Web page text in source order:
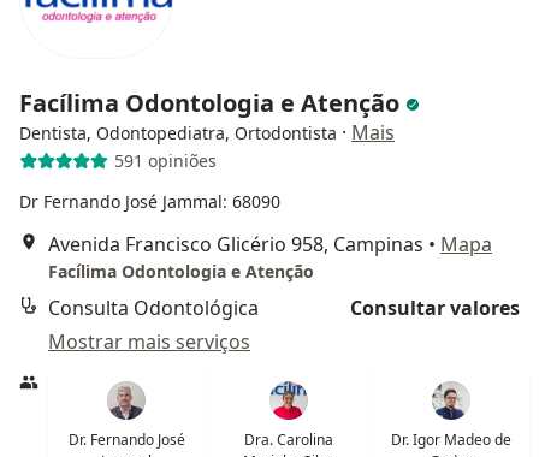
Facílima Odontologia e Atenção
Dentista, Odontopediatra, Ortodontista · Mais
591 opiniões
Dr Fernando José Jammal: 68090
Avenida Francisco Glicério 958, Campinas • Mapa
Facílima Odontologia e Atenção
Consulta Odontológica
Consultar valores
Mostrar mais serviços
Dr. Fernando José
Dra. Carolina
Dr. Igor Madeo de